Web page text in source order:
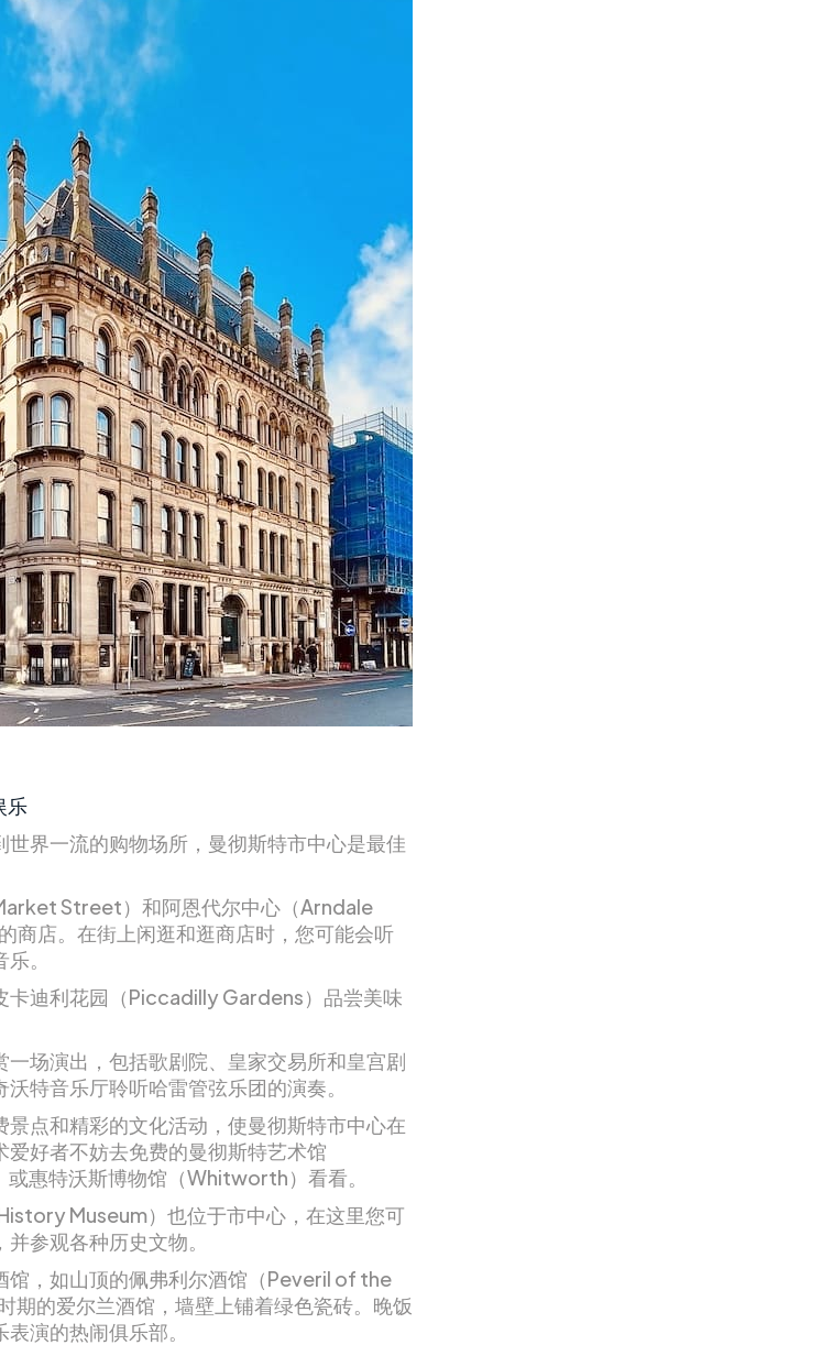
乐
世界一流的购物场所，曼彻斯特市中心是最佳
Street）和阿恩代尔中心（Arndale
商店。在街上闲逛和逛商店时，您可能会听
。
卡迪利花园（Piccadilly Gardens）品尝美味
场演出，包括歌剧院、皇家交易所和皇宫剧
特音乐厅聆听哈雷管弦乐团的演奏。
点和精彩的文化活动，使曼彻斯特市中心在
爱好者不妨去免费的曼彻斯特艺术馆
惠特沃斯博物馆（Whitworth）看看。
Museum）也位于市中心，在这里您可
参观各种历史文物。
馆，如山顶的佩弗利尔酒馆（Peveril of the
期的爱尔兰酒馆，墙壁上铺着绿色瓷砖。晚饭
演的热闹俱乐部。